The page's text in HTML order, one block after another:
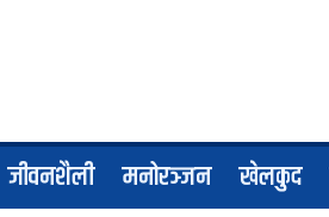
जीवनशैली मनोरञ्जन खेलकुद